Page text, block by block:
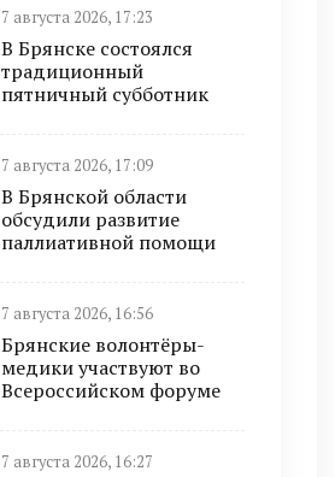
7 августа 2026, 17:23
В Брянске состоялся
традиционный
пятничный субботник
7 августа 2026, 17:09
В Брянской области
обсудили развитие
паллиативной помощи
7 августа 2026, 16:56
Брянские волонтёры-
медики участвуют во
Всероссийском форуме
7 августа 2026, 16:27